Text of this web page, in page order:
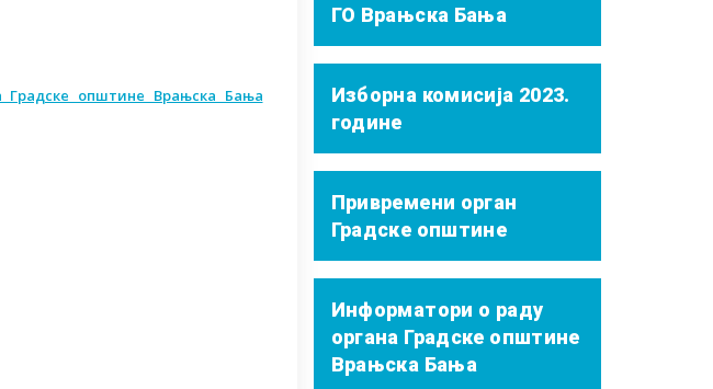
Градске општине Врањска Бања
ГО Врањска Бања
Изборна комисија 2023.
године
Привремени орган
Градске општине
Информатори о раду
органа Градске општине
Врањска Бања